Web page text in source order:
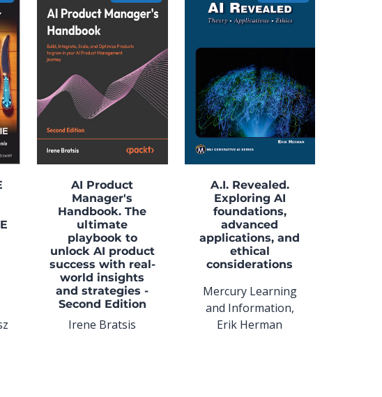
AI Product
Manager's
Handbook. The
ultimate
playbook to
unlock AI product
success with real-
world insights
and strategies -
Second Edition
Irene Bratsis
A.I. Revealed.
Exploring AI
foundations,
advanced
applications, and
ethical
considerations
Mercury Learning
and Information,
Erik Herman